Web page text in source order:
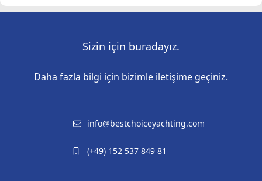
Sizin için buradayız.
Daha fazla bilgi için bizimle iletişime geçiniz.
info@bestchoiceyachting.com
(+49) 152 537 849 81